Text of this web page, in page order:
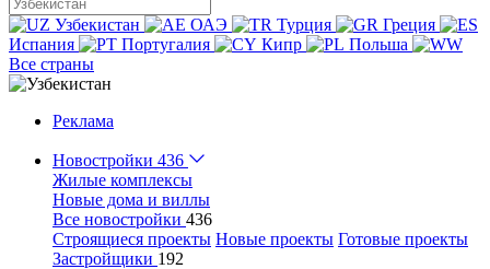
Узбекистан ОАЭ Турция
Греция
Испания
Португалия Кипр
Польша
Все страны
Реклама
Новостройки 436
Жилые комплексы
Новые дома и виллы
Все новостройки 436
Строящиеся проекты Новые проекты Готовые проекты
Застройщики 192